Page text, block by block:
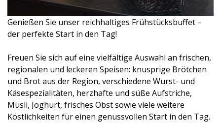
Genießen Sie unser reichhaltiges Frühstücksbuffet –
der perfekte Start in den Tag!
Freuen Sie sich auf eine vielfältige Auswahl an frischen,
regionalen und leckeren Speisen: knusprige Brötchen
und Brot aus der Region, verschiedene Wurst- und
Käsespezialitäten, herzhafte und süße Aufstriche,
Müsli, Joghurt, frisches Obst sowie viele weitere
Köstlichkeiten für einen genussvollen Start in den Tag.